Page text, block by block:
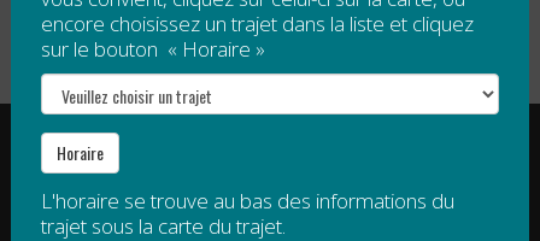
RÉGIE INTERMUNICIPALE DE TRANSPORT
GASPÉSIE – ÎLES-DE-LA-MADELEINE
© 2015 - 2026 Tous droits réservés
encore choisissez un trajet dans la liste et cliquez
sur le bouton « Horaire »
Horaire
L'horaire se trouve au bas des informations du
trajet sous la carte du trajet.